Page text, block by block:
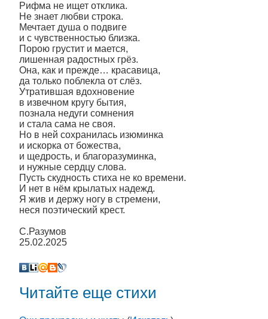
Рифма не ищет отклика.
Не знает любви строка.
Мечтает душа о подвиге
и с чувственностью близка.
Порою грустит и мается,
лишенная радостных грёз.
Она, как и прежде… красавица,
да только поблекла от слёз.
Утратившая вдохновение
в извечном кругу бытия,
познала недуги сомнения
и стала сама не своя.
Но в ней сохранилась изюминка
и искорка от божества,
и щедрость, и благоразуминка,
и нужные сердцу слова.
Пусть скудность стиха не ко времени.
И нет в нём крылатых надежд.
Я жив и держу ногу в стремени,
неся поэтический крест.
С.Разумов
25.02.2025
Читайте еще стихи